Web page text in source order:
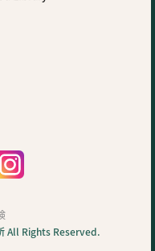
All Rights Reserved.